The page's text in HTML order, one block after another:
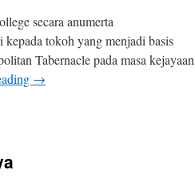
secara anumerta
tokoh yang menjadi basis
Tabernacle pada masa kejayaan
→